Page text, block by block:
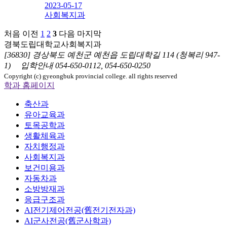
2023-05-17
사회복지과
처음 이전 1 2 3 다음 마지막
경북도립대학교사회복지과
[36830] 경상북도 예천군 예천읍 도립대학길 114 (청복리 947-
1)
입학안내054-650-0112, 054-650-0250
Copyright (c) gyeongbuk provincial college. all rights reserved
학과 홈페이지
축산과
유아교육과
토목공학과
생활체육과
자치행정과
사회복지과
보건미용과
자동차과
소방방재과
응급구조과
AI전기제어전공(舊전기전자과)
AI군사전공(舊군사학과)